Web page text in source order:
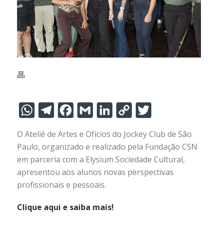
W
h
at
s
A
p
p
T
el
e
gr
a
m
F
ac
e
b
o
o
k
G
m
ai
l
Li
n
k
e
dI
C
o
p
y
Li
w
itt
er
O Ateliê de Artes e Ofícios do Jockey Club de São
Paulo, organizado e realizado pela Fundação CSN
em parceria com a Elysium Sociedade Cultural,
apresentou aos alunos novas perspectivas
profissionais e pessoais.
Clique aqui e saiba mais!